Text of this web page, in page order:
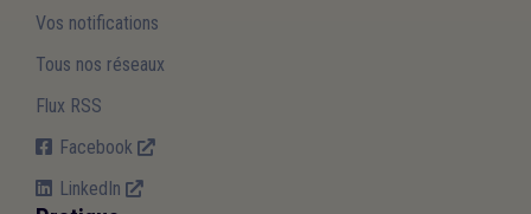
Vos notifications
Tous nos réseaux
Flux RSS
Facebook
LinkedIn